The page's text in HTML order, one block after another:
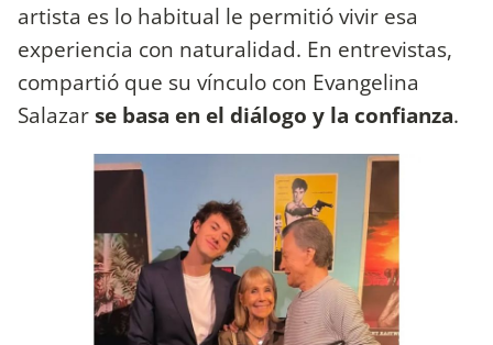
artista es lo habitual le permitió vivir esa
experiencia con naturalidad. En entrevistas,
compartió que su vínculo con Evangelina
Salazarse basa en el diálogo y la confianza.